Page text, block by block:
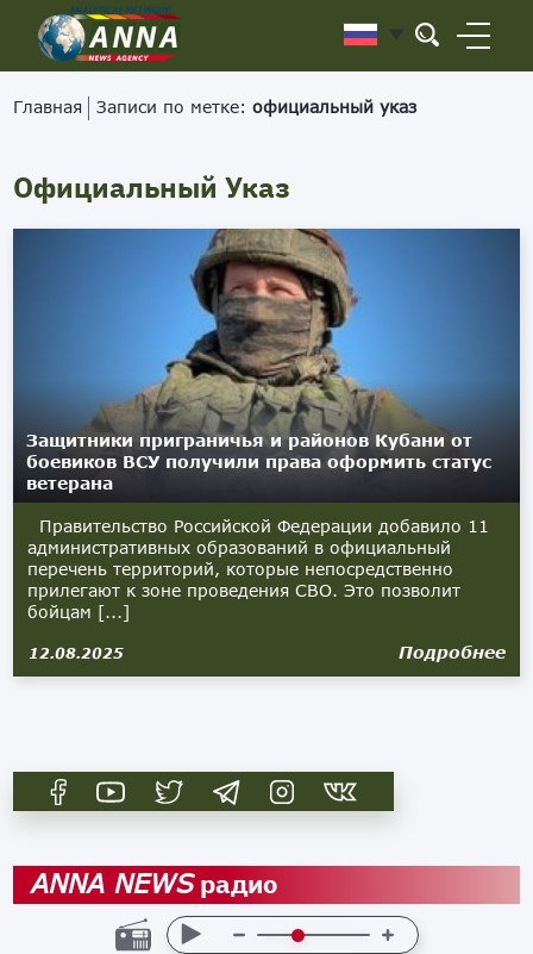
Главная Записи по метке:официальный указ
Официальный Указ
Защитники приграничья и районов Кубани от
боевиков ВСУ получили права оформить статус
ветерана
Правительство Российской Федерации добавило 11
административных образований в официальный
перечень территорий, которые непосредственно
прилегают к зоне проведения СВО. Это позволит
бойцам [...]
12.08.2025 Подробнее
ANNA NEWSрадио